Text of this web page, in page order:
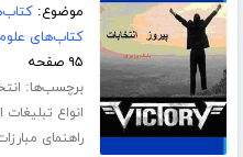
موضوع:
کتاب‌های
۹۵ صفحه
برچسب‌ها:
انواع تبلیغات
راهنمای